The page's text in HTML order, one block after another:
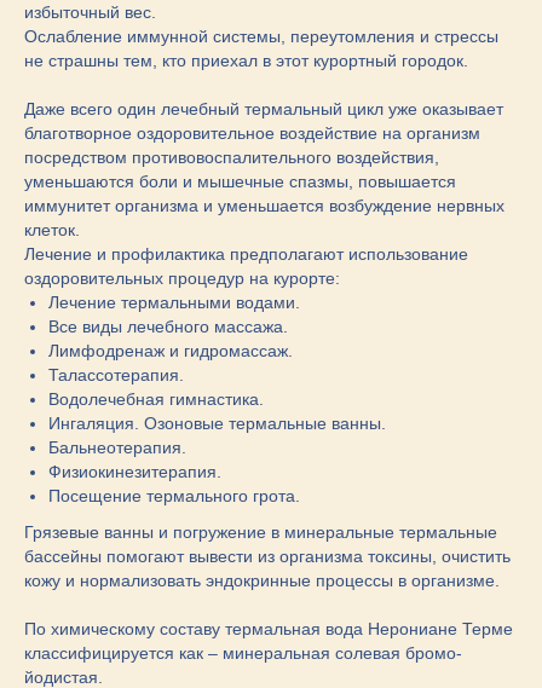
избыточный вес.
Ослабление иммунной системы, переутомления и стрессы
не страшны тем, кто приехал в этот курортный городок.
Даже всего один лечебный термальный цикл уже оказывает
благотворное оздоровительное воздействие на организм
посредством противовоспалительного воздействия,
уменьшаются боли и мышечные спазмы, повышается
иммунитет организма и уменьшается возбуждение нервных
клеток.
Лечение и профилактика предполагают использование
оздоровительных процедур на курорте:
Лечение термальными водами.
Все виды лечебного массажа.
Лимфодренаж и гидромассаж.
Талассотерапия.
Водолечебная гимнастика.
Ингаляция. Озоновые термальные ванны.
Бальнеотерапия.
Физиокинезитерапия.
Посещение термального грота.
Грязевые ванны и погружение в минеральные термальные
бассейны помогают вывести из организма токсины, очистить
кожу и нормализовать эндокринные процессы в организме.
По химическому составу термальная вода Нерониане Терме
классифицируется как – минеральная солевая бромо-
йодистая.